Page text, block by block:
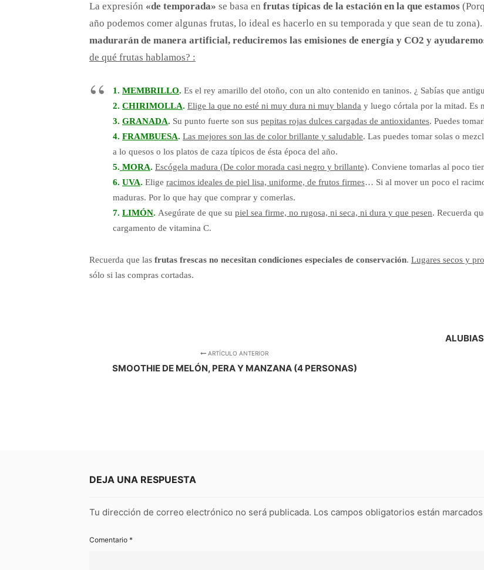
La expresión «de temporada» se basa en frutas típicas de la estación en la que estamos
año podemos comer algunas frutas, lo ideal es hacerlo en su temporada y que sean de tu
madurarán de manera artificial, reduciremos las emisiones de energía y CO2 y
de qué frutas hablamos? :
1. MEMBRILLO. Es el rey amarillo del otoño, con un alto contenido en taninos. ¿ Sabías que
2. CHIRIMOLLA. Elige la que no esté ni muy dura ni muy blanda y luego córtala por la mitad. Es
3. GRANADA. Su punto fuerte son sus pepitas rojas dulces cargadas de antioxidantes. Puedes
4. FRAMBUESA. Las mejores son las de color brillante y saludable. Las puedes tomar solas o
a lo quesos o los platos de caza típicos de ésta época del año.
5. MORA. Escógela madura (De color morada casi negro y brillante). Conviene tomarlas al poco
6. UVA. Elige racimos ideales de piel lisa, uniforme, de frutos firmes… Si al mover un poco el
maduras. Por lo que hay que comprar y comerlas.
7. LIMÓN. Asegúrate de que su piel sea firme, no rugosa, ni seca, ni dura y que pesen. Recuerda
cargamento de vitamina C.
Recuerda que las frutas frescas no necesitan condiciones especiales de conservación. Lugares secos y
sólo si las compras cortadas.
ARTÍCULO ANTERIOR
SMOOTHIE DE MELÓN, PERA Y MANZANA (4 PERSONAS)
DEJA UNA RESPUESTA
Tu dirección de correo electrónico no será publicada. Los campos obligatorios están
Comentario *